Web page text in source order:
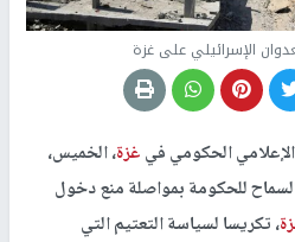
الإسرائيلي على غزة
الحكومي فيغزة، الخميس،
السماح للحكومة بمواصلة منع دخول
، تكريسا لسياسة التعتيم التي